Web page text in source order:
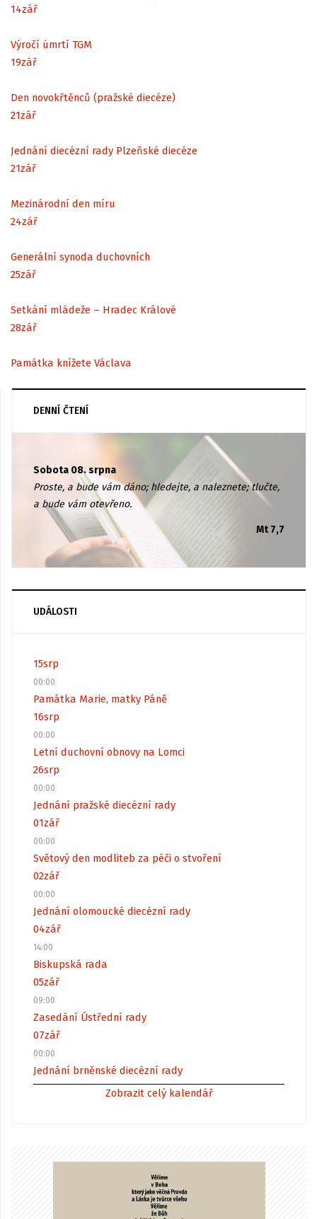
14zář
Výročí úmrtí TGM
19zář
Den novokřtěnců (pražské diecéze)
21zář
Jednání diecézní rady Plzeňské diecéze
21zář
Mezinárodní den míru
24zář
Generální synoda duchovních
25zář
Setkání mládeže – Hradec Králové
28zář
Památka knížete Václava
DENNÍ ČTENÍ
Sobota 08. srpna
Proste, a bude vám dáno; hledejte, a naleznete; tlučte,
a bude vám otevřeno.
Mt 7,7
UDÁLOSTI
15srp
00:00
Památka Marie, matky Páně
16srp
00:00
Letní duchovní obnovy na Lomci
26srp
00:00
Jednání pražské diecézní rady
01zář
00:00
Světový den modliteb za péči o stvoření
02zář
00:00
Jednání olomoucké diecézní rady
04zář
14:00
Biskupská rada
05zář
09:00
Zasedání Ústřední rady
07zář
00:00
Jednání brněnské diecézní rady
Zobrazit celý kalendář